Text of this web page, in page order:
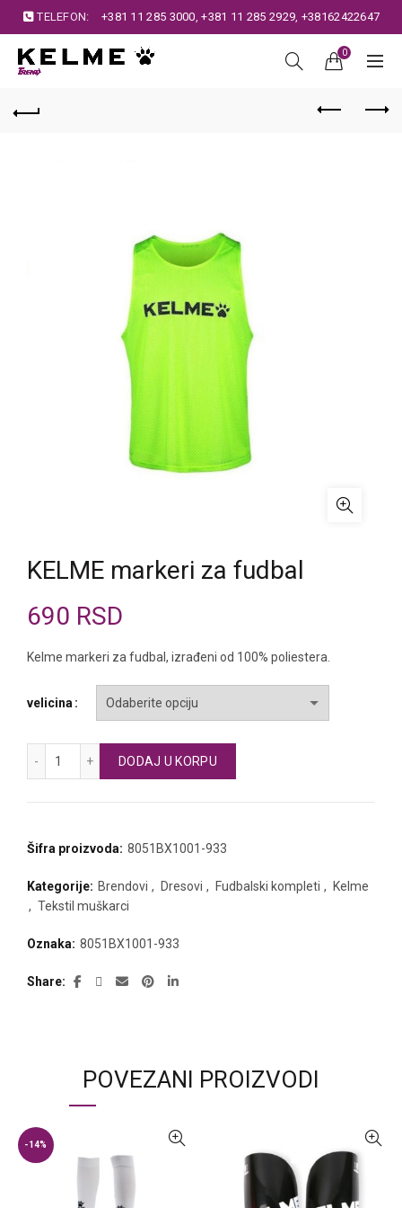
TELEFON: +381 11 285 3000,+381 11 285 2929, +38162422647
0
KELME markeri za fudbal
690 RSD
Kelme markeri za fudbal, izrađeni od 100% poliestera.
velicina
DODAJ U KORPU
Šifra proizvoda: 8051BX1001-933
Kategorije: Brendovi , Dresovi , Fudbalski kompleti ,
Kelme
, Tekstil muškarci
Oznaka: 8051BX1001-933
Share
POVEZANI PROIZVODI
-14%